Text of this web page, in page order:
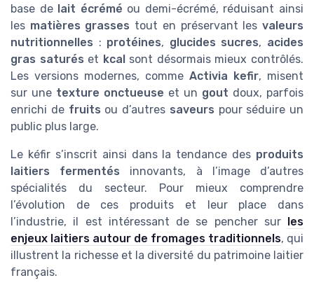
base de lait écrémé ou demi-écrémé, réduisant ainsi
les matières grasses tout en préservant lesvaleurs
nutritionnelles : protéines, glucides sucres, acides
gras saturés et kcal sont désormais mieux contrôlés.
Les versions modernes, comme Activia kefir, misent
sur une texture onctueuse et un gout doux, parfois
enrichi de fruits ou d’autres saveurs pour séduire un
public plus large.
Le kéfir s’inscrit ainsi dans la tendance des produits
laitiers fermentés innovants, à l’image d’autres
spécialités du secteur. Pour mieux comprendre
l’évolution de ces produits et leur place dans
l’industrie, il est intéressant de se pencher sur
les
enjeux laitiers autour de fromages traditionnels, qui
illustrent la richesse et la diversité du patrimoine laitier
français.